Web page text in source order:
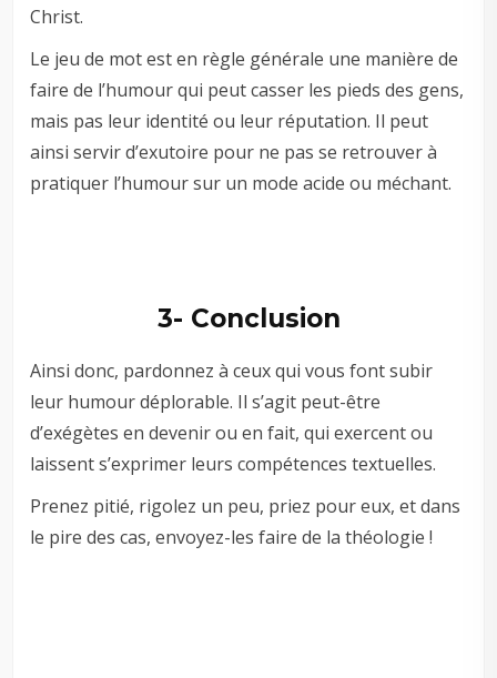
Christ.
Le jeu de mot est en règle générale une manière de
faire de l’humour qui peut casser les pieds des gens,
mais pas leur identité ou leur réputation. Il peut
ainsi servir d’exutoire pour ne pas se retrouver à
pratiquer l’humour sur un mode acide ou méchant.
3- Conclusion
Ainsi donc, pardonnez à ceux qui vous font subir
leur humour déplorable. Il s’agit peut-être
d’exégètes en devenir ou en fait, qui exercent ou
laissent s’exprimer leurs compétences textuelles.
Prenez pitié, rigolez un peu, priez pour eux, et dans
le pire des cas, envoyez-les faire de la théologie !